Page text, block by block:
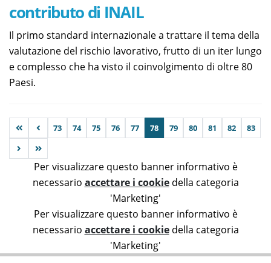
contributo di INAIL
Il primo standard internazionale a trattare il tema della
valutazione del rischio lavorativo, frutto di un iter lungo
e complesso che ha visto il coinvolgimento di oltre 80
Paesi.
73 74 75 76 77 78 79 80 81 82 83
Per visualizzare questo banner informativo è
necessario accettare i cookiedella categoria
'Marketing'
Per visualizzare questo banner informativo è
necessario accettare i cookiedella categoria
'Marketing'